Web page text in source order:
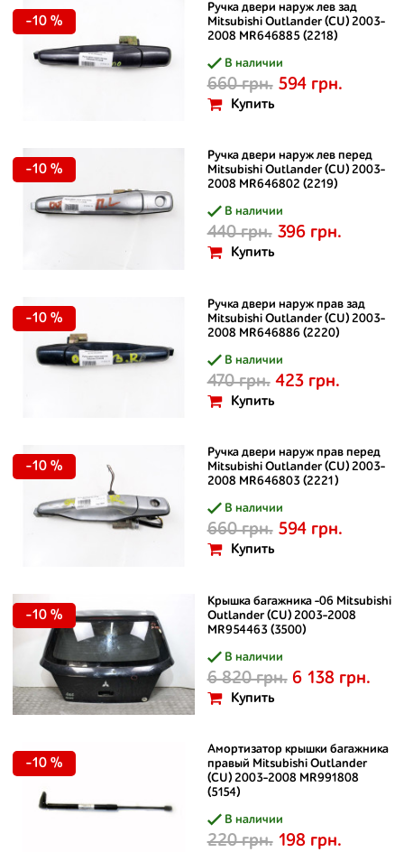
Ручка двери наруж лев зад
Mitsubishi Outlander (CU) 2003-
2008 MR646885 (2218)
В наличии
660 грн. 594 грн.
Купить
-10 %
Ручка двери наруж лев перед
Mitsubishi Outlander (CU) 2003-
2008 MR646802 (2219)
В наличии
440 грн. 396 грн.
Купить
-10 %
Ручка двери наруж прав зад
Mitsubishi Outlander (CU) 2003-
2008 MR646886 (2220)
В наличии
470 грн. 423 грн.
Купить
-10 %
Ручка двери наруж прав перед
Mitsubishi Outlander (CU) 2003-
2008 MR646803 (2221)
В наличии
660 грн. 594 грн.
Купить
-10 %
Крышка багажника -06 Mitsubishi
Outlander (CU) 2003-2008
MR954463 (3500)
В наличии
6 820 грн. 6 138 грн.
Купить
-10 %
Амортизатор крышки багажника
правый Mitsubishi Outlander
(CU) 2003-2008 MR991808
(5154)
В наличии
220 грн. 198 грн.
-10 %